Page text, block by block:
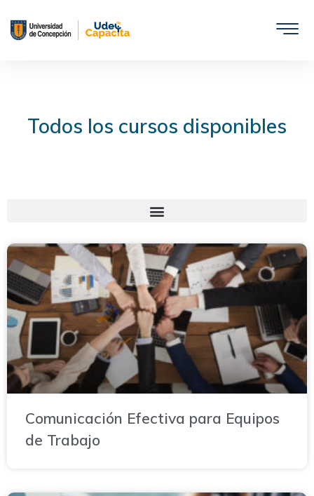
Saltar
Todos los cursos disponibles
Comunicación Efectiva para Equipos
de Trabajo